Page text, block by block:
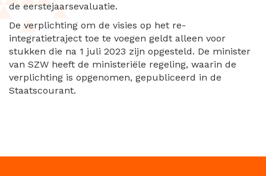
de eerstejaarsevaluatie.
De verplichting om de visies op het re-
integratietraject toe te voegen geldt alleen voor
stukken die na 1 juli 2023 zijn opgesteld. De minister
van SZW heeft de ministeriële regeling, waarin de
verplichting is opgenomen, gepubliceerd in de
Staatscourant.